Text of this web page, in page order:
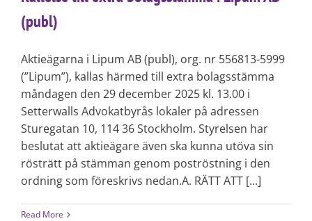
(publ)
Aktieägarna i Lipum AB (publ), org. nr 556813-5999
(”Lipum”), kallas härmed till extra bolagsstämma
måndagen den 29 december 2025 kl. 13.00 i
Setterwalls Advokatbyrås lokaler på adressen
Sturegatan 10, 114 36 Stockholm. Styrelsen har
beslutat att aktieägare även ska kunna utöva sin
rösträtt på stämman genom poströstning i den
ordning som föreskrivs nedan.A. RÄTT ATT [...]
Read More